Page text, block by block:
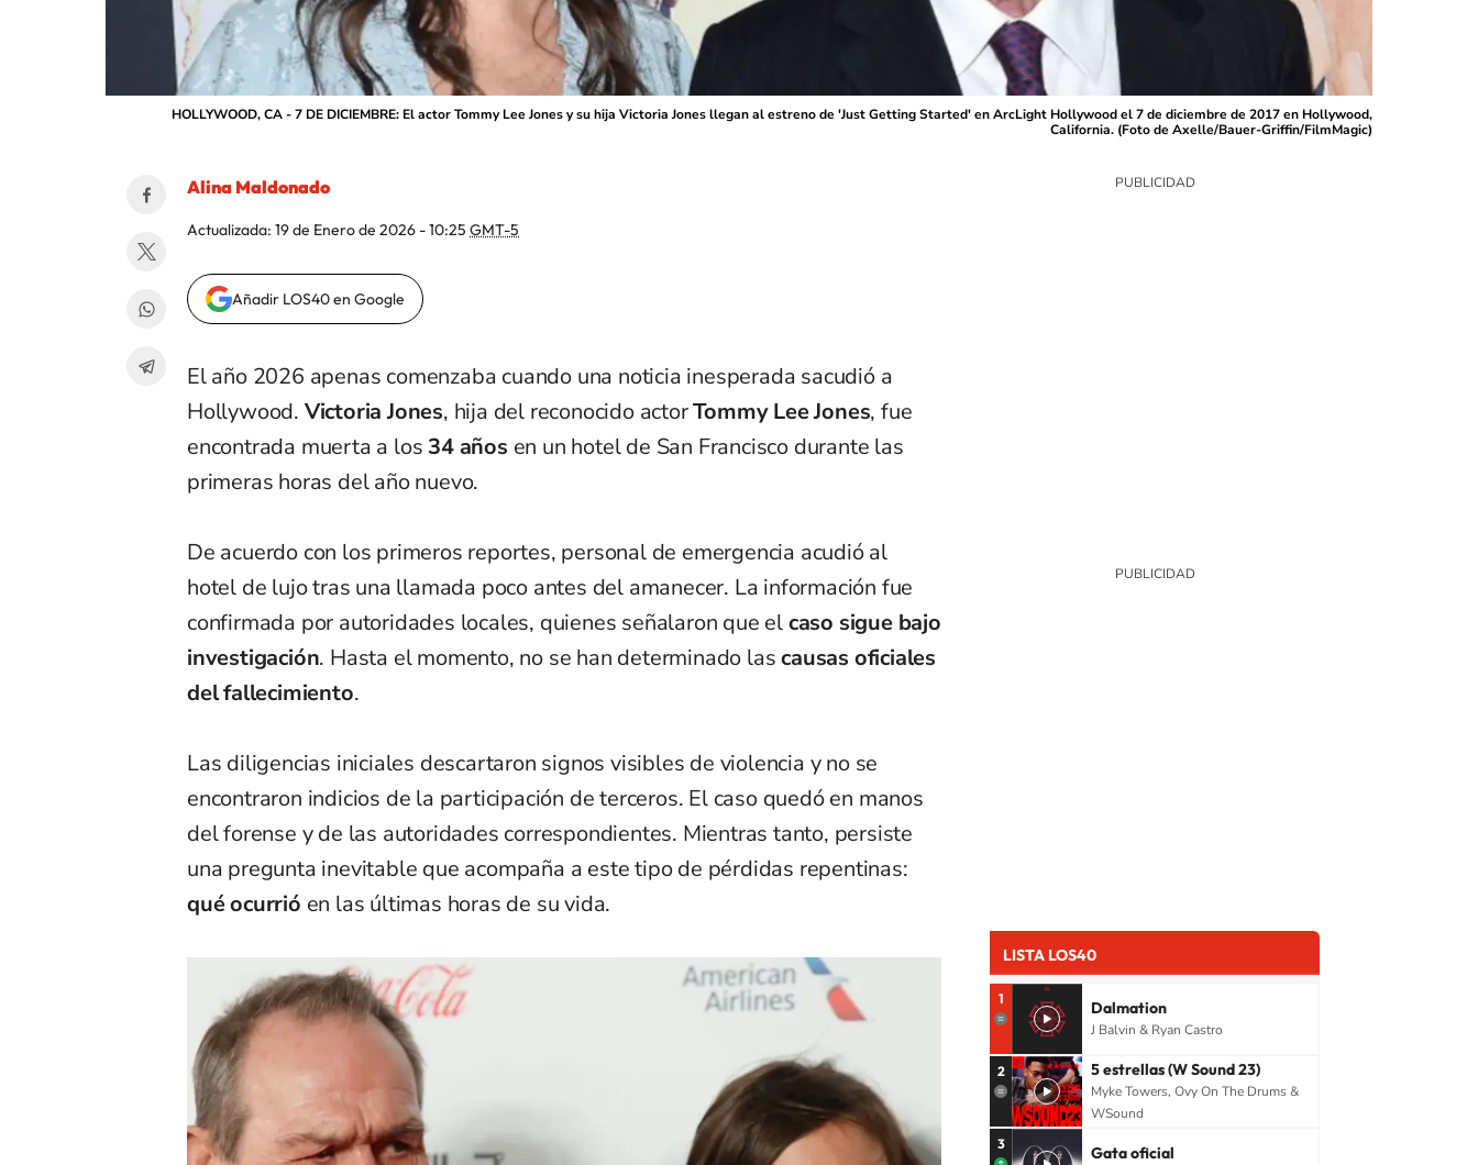
HOLLYWOOD, CA - 7 DE DICIEMBRE: El actor Tommy Lee Jones y su hija Victoria Jones llegan al estreno de 'Just Getting Started' en ArcLight Hollywood el 7 de diciembre de 2017 en Hollywood,
California. (Foto de Axelle/Bauer-Griffin/FilmMagic)
Alina Maldonado
Actualizada: 19 de Enero de 2026 - 10:25 GMT-5
Añadir LOS40 en Google
El año 2026 apenas comenzaba cuando una noticia inesperada sacudió a
Hollywood. Victoria Jones, hija del reconocido actorTommy Lee Jones, fue
encontrada muerta a los 34 años en un hotel de San Francisco durante las
primeras horas del año nuevo.
De acuerdo con los primeros reportes, personal de emergencia acudió al
hotel de lujo tras una llamada poco antes del amanecer. La información fue
confirmada por autoridades locales, quienes señalaron que elcaso sigue bajo
investigación. Hasta el momento, no se han determinado lascausas oficiales
del fallecimiento.
Las diligencias iniciales descartaron signos visibles de violencia y no se
encontraron indicios de la participación de terceros. El caso quedó en manos
del forense y de las autoridades correspondientes. Mientras tanto, persiste
una pregunta inevitable que acompaña a este tipo de pérdidas repentinas:
qué ocurrió en las últimas horas de su vida.
LISTA LOS40
1 Dalmation
J Balvin & Ryan Castro
2 5 estrellas (W Sound 23)
Myke Towers, Ovy On The Drums &
WSound
3 Gata oficial